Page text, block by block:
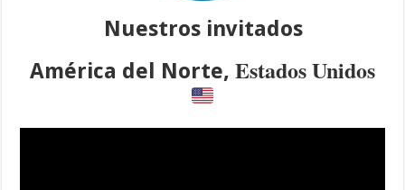
Nuestros invitados
América del Norte, Estados Unidos